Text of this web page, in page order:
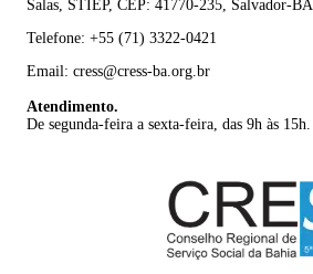
Salas, STIEP, CEP: 41770-235, Salvador-BA
Telefone: +55 (71) 3322-0421
Email: cress@cress-ba.org.br
Atendimento.
De segunda-feira a sexta-feira, das 9h às 15h.